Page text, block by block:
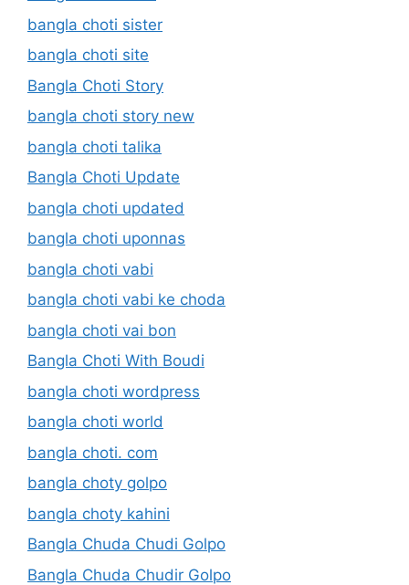
bangla choti sister
bangla choti site
Bangla Choti Story
bangla choti story new
bangla choti talika
Bangla Choti Update
bangla choti updated
bangla choti uponnas
bangla choti vabi
bangla choti vabi ke choda
bangla choti vai bon
Bangla Choti With Boudi
bangla choti wordpress
bangla choti world
bangla choti. com
bangla choty golpo
bangla choty kahini
Bangla Chuda Chudi Golpo
Bangla Chuda Chudir Golpo